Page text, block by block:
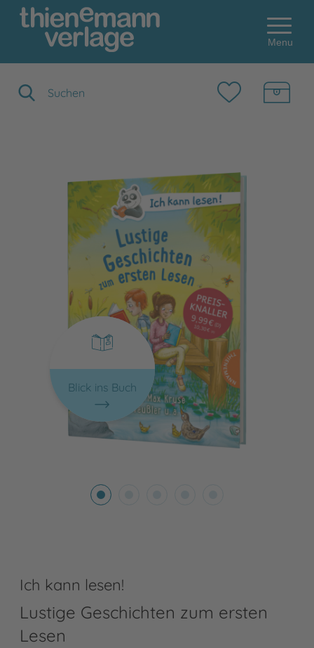
Menu
Blick ins Buch
Ich kann lesen!
Lustige Geschichten zum ersten
Lesen